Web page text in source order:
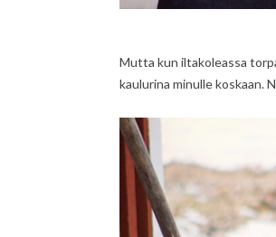
Mutta kun iltakoleassa
kaulurina minulle koskaan.